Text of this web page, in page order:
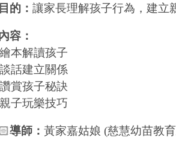
目的： 讓家長理解孩子行為，建立
容：
本解讀孩子
話建立關係
賞孩子秘訣
子玩樂技巧
導師： 黃家嘉姑娘 (慈慧幼苗教